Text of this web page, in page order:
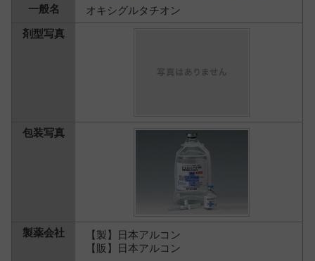
オキシグルタチオン
【製】日本アルコン
【販】日本アルコン